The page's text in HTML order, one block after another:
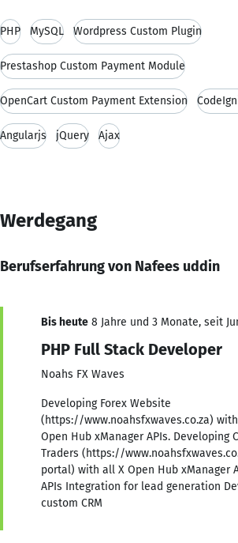
PHP MySQL Wordpress Custom Plugin
Prestashop Custom Payment Module
OpenCart Custom Payment Extension
Angularjs jQuery Ajax
Werdegang
Berufserfahrung von Nafees uddin
Bis heute 8 Jahre und 3 Monate, seit
PHP Full Stack Developer
Noahs FX Waves
Developing Forex Website
(https://www.noahsfxwaves.co.za)
Open Hub xManager APIs. Developing
Traders (https://
portal) with all X Open Hub xManager
APIs Integration for lead generation
custom CRM